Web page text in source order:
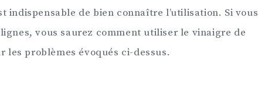
indispensable de bien connaître l’utilisation. Si vous
vous saurez comment utiliser le vinaigre de
les problèmes évoqués ci-dessus.